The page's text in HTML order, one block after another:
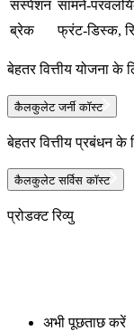
सस्पेंशन सामने-
ब्रेक
फ्रंट-डिस्क,
बेहतर वित्तीय योजना के
कैलकुलेट जर्नी कॉस्ट
बेहतर वित्तीय प्रबंधन के
कैलकुलेट सर्विस कॉस्ट
प्रोडक्ट रिव्यु
अभी पूछताछ करें